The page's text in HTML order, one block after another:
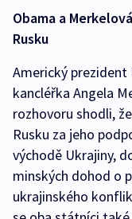
Obama a
Rusku
Americký prezident
kancléřka Angela
rozhovoru shodli,
Rusku za jeho
východě Ukrajiny,
minských dohod o
ukrajinského